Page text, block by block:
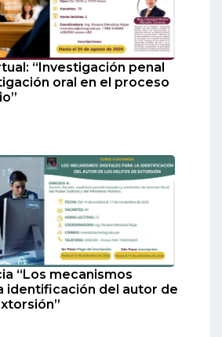
“Investigación penal
oral en el proceso
“Los mecanismos
identificación del autor de